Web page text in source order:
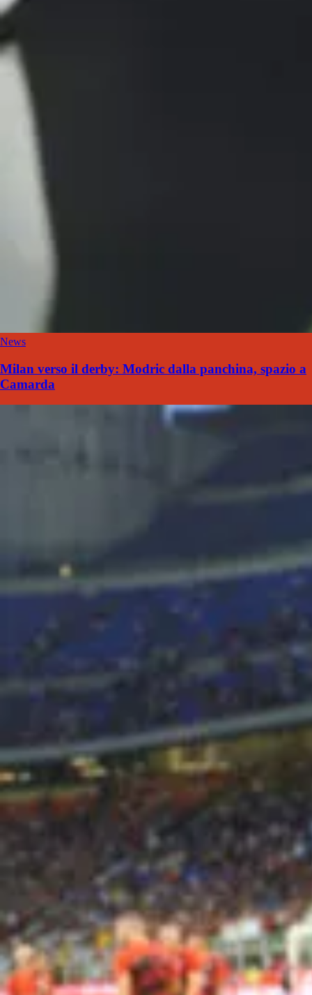
News
Milan verso il derby: Modric dalla panchina, spazio a
Camarda